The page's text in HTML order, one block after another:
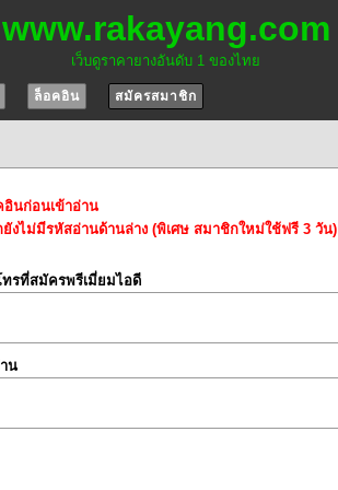
www.rakayang.com
เว็บดูราคายางอันดับ 1 ของไทย
ล็อคอิน สมัครสมาชิก
อินก่อนเข้าอ่าน
งไม่มีรหัสอ่านด้านล่าง (พิเศษ สมาชิกใหม่ใช้ฟรี 3 วัน)
ทรที่สมัครพรีเมี่ยมไอดี
น